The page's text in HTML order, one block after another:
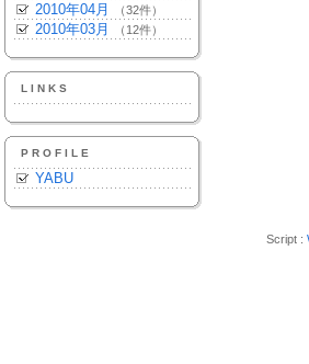
2010年04月 （32件）
2010年03月 （12件）
LINKS
PROFILE
YABU
Script :